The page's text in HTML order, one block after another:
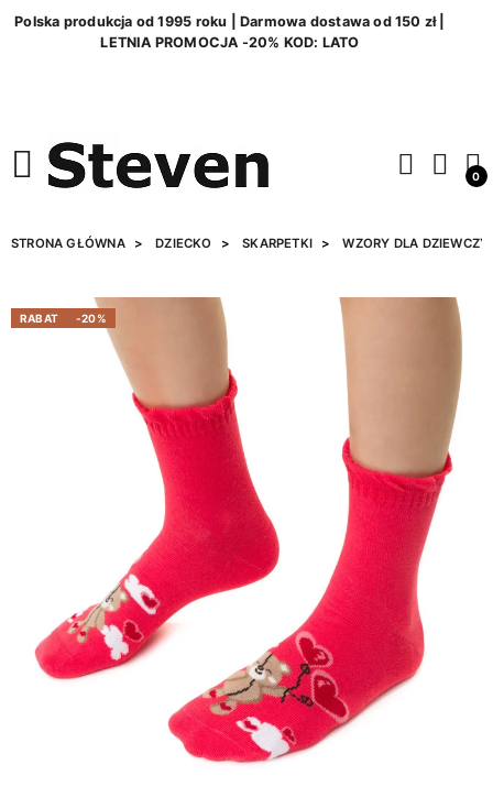
Polska produkcja od 1995 roku | Darmowa dostawa od 150 zł |
LETNIA PROMOCJA -20% KOD: LATO
0
STRONA GŁÓWNA DZIECKO SKARPETKI WZORY DLA
RABAT -20%